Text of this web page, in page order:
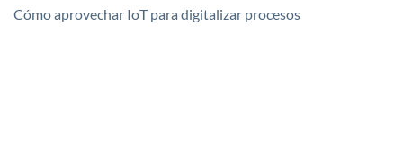
Cómo aprovechar IoT para digitalizar procesos